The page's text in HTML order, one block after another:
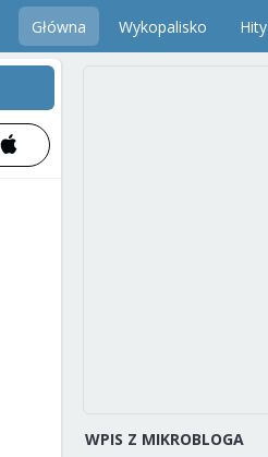
Główna Wykopalisko Hity
WPIS Z MIKROBLOGA